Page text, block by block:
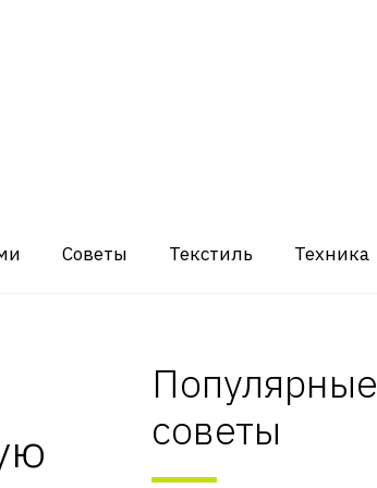
Советы Текстиль Техника
Популярные
советы